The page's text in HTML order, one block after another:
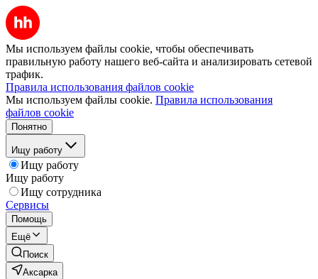
Мы используем файлы cookie, чтобы обеспечивать
правильную работу нашего веб-сайта и анализировать сетевой
трафик.
Правила использования файлов cookie
Мы используем файлы cookie. Правила использования
файлов cookie
Понятно
Ищу работу
Ищу работу
Ищу работу
Ищу сотрудника
Сервисы
Помощь
Ещё
Поиск
Аксарка